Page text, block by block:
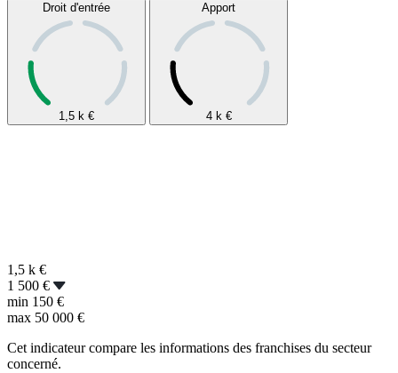
Droit d'entrée
1,5 k €
Apport
4 k €
1,5 k €
1 500 €
min 150 €
max 50 000 €
Cet indicateur compare les informations des franchises du secteur
concerné.